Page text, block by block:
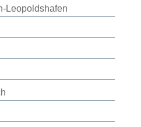
Leopoldshafen